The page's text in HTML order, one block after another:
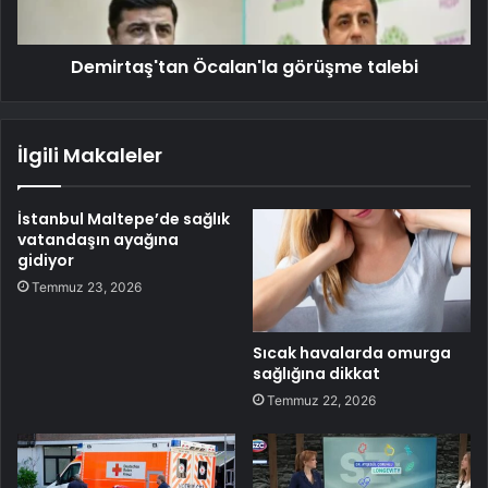
Demirtaş'tan Öcalan'la görüşme talebi
İlgili Makaleler
İstanbul Maltepe’de sağlık
vatandaşın ayağına
gidiyor
Temmuz 23, 2026
Sıcak havalarda omurga
sağlığına dikkat
Temmuz 22, 2026